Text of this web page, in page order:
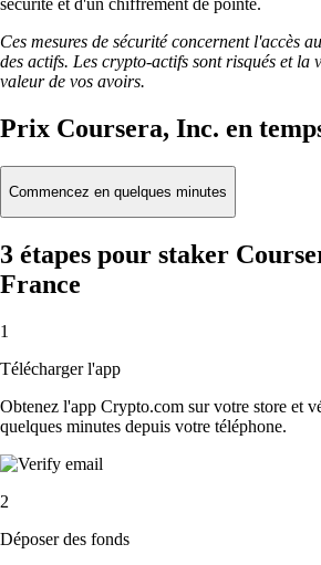
Ces mesures de sécurité concernent l'accès
des actifs. Les crypto-actifs sont risqués et
valeur de vos avoirs.
Prix Coursera, Inc. en
Commencez en quelques minutes
3 étapes pour staker
France
1
Télécharger l'app
Obtenez l'app Crypto.com sur votre store et
quelques minutes depuis votre téléphone.
2
Déposer des fonds